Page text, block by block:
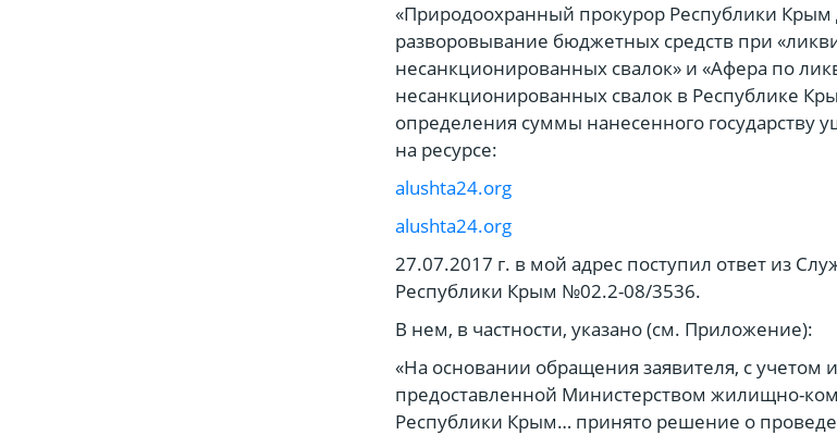
«Природоохранный прокурор Республики
разворовывание бюджетных средств при
несанкционированных свалок» и «Афера по
несанкционированных свалок в Республике
определения суммы нанесенного государству
на ресурсе:
alushta24.org
alushta24.org
27.07.2017 г. в мой адрес поступил ответ из
Республики Крым №02.2-08/3536.
В нем, в частности, указано (см. Приложение):
«На основании обращения заявителя, с учетом
предоставленной Министерством жилищно-
Республики Крым… принято решение о